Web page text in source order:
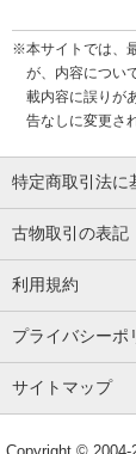
※本サイトでは、
が、内容につい
載内容に誤りが
告なしに変更さ
特定商取引法に
古物取引の表記
利用規約
プライバシーポ
サイトマップ